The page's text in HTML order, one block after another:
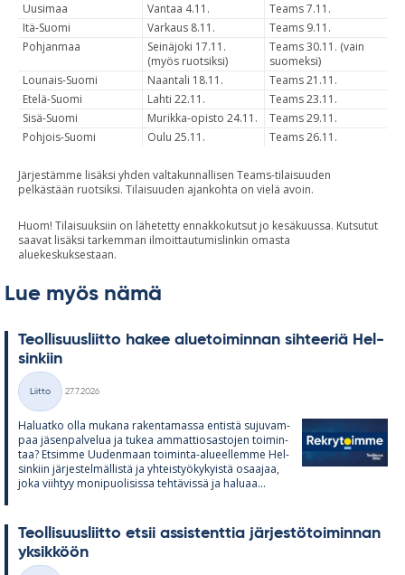
Uusimaa Vantaa 4.11.
Teams 7.11.
Itä-Suomi
Varkaus 8.11.
Teams 9.11.
Pohjanmaa
Seinäjoki 17.11.
(myös ruotsiksi)
Teams 30.11. (vain
suomeksi)
Lounais-Suomi
Naantali 18.11.
Teams 21.11.
Etelä-Suomi
Lahti 22.11.
Teams 23.11.
Sisä-Suomi
Murikka-opisto 24.11.
Teams 29.11.
Pohjois-Suomi
Oulu 25.11. Teams 26.11.
Järjestämme lisäksi yhden valtakunnallisen Teams-tilaisuuden
pelkästään ruotsiksi. Tilaisuuden ajankohta on vielä avoin.
Huom! Tilaisuuksiin on lähetetty ennakkokutsut jo kesäkuussa. Kutsutut
saavat lisäksi tarkemman ilmoittautumislinkin omasta
aluekeskuksestaan.
Lue myös nämä
Teol­li­suus­liitto ha­kee alue­toi­min­nan sih­tee­riä Hel­
sin­kiin
Kategoriat
Liitto
27.7.2026
Ha­luatko olla mu­kana ra­ken­ta­massa en­tistä su­ju­vam­
paa jä­sen­pal­ve­lua ja tu­kea am­mat­tio­sas­to­jen toi­min­
taa? Et­simme Uu­den­maan toi­minta-alu­eel­lemme Hel­
sin­kiin jär­jes­tel­mäl­listä ja yh­teis­työ­ky­kyistä osaa­jaa,
joka viih­tyy mo­ni­puo­li­sissa teh­tä­vissä ja ha­luaa...
Teol­li­suus­liitto et­sii as­sis­tent­tia jär­jes­tö­toi­min­nan
yk­sik­köön